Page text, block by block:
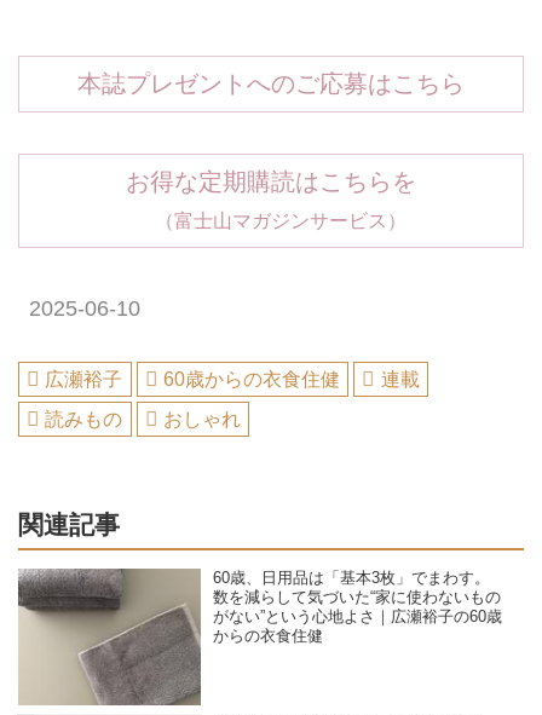
本誌プレゼントへのご応募はこちら
お得な定期購読はこちらを
（富士山マガジンサービス）
2025-06-10
広瀬裕子 60歳からの衣食住健
連載
読みもの
おしゃれ
関連記事
60歳、日用品は「基本3枚」でまわす。
数を減らして気づいた“家に使わないもの
がない”という心地よさ｜広瀬裕子の60歳
からの衣食住健